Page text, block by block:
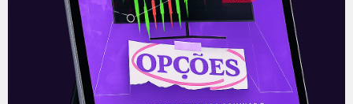
Nesta segunda-feira (29), após o
fechamento do mercado, a Neogrid
(NGRD3) apresentou seu resultado do
último trimestre de 2020, o primeiro após
seu IPO em